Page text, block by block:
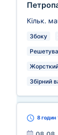
Кільк.
Збоку
Збірний
8 годин